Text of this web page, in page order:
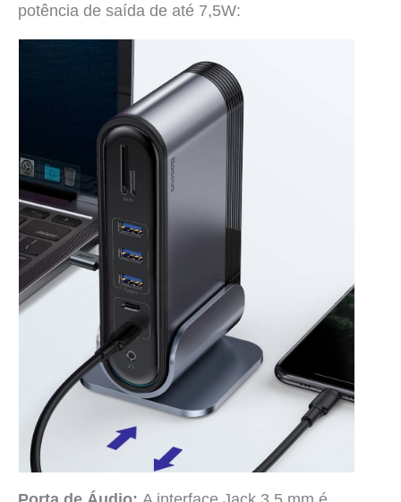
potência de saída de até 7,5W: